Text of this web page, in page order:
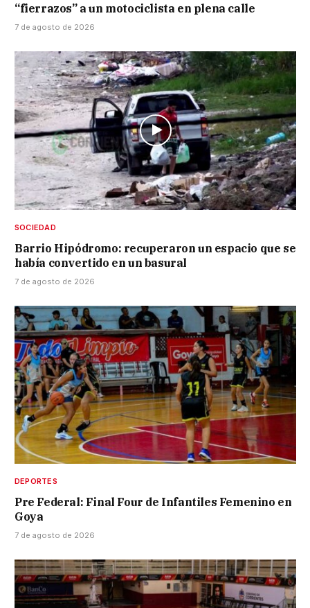
“fierrazos” a un motociclista en plena calle
7 de agosto de 2026
SOCIEDAD
Barrio Hipódromo: recuperaron un espacio que se
había convertido en un basural
7 de agosto de 2026
DEPORTES
Pre Federal: Final Four de Infantiles Femenino en
Goya
7 de agosto de 2026